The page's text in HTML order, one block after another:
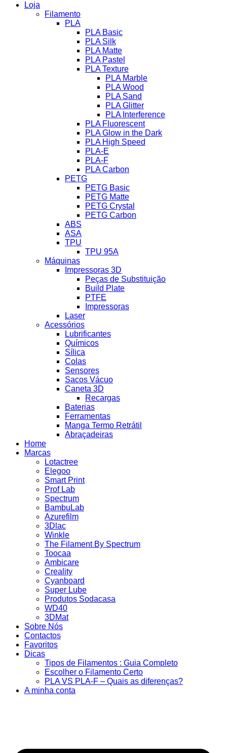
Loja
Filamento
PLA
PLA Basic
PLA Silk
PLA Matte
PLA Pastel
PLA Texture
PLA Marble
PLA Wood
PLA Sand
PLA Glitter
PLA Interference
PLA Fluorescent
PLA Glow in the Dark
PLA High Speed
PLA-E
PLA-F
PLA Carbon
PETG
PETG Basic
PETG Matte
PETG Crystal
PETG Carbon
ABS
ASA
TPU
TPU 95A
Máquinas
Impressoras 3D
Peças de Substituição
Build Plate
PTFE
Impressoras
Laser
Acessórios
Lubrificantes
Químicos
Sílica
Colas
Sensores
Sacos Vácuo
Caneta 3D
Recargas
Baterias
Ferramentas
Manga Termo Retrátil
Abraçadeiras
Home
Marcas
Lotactree
Elegoo
Smart Print
Prof Lab
Spectrum
BambuLab
Azurefilm
3Dlac
Winkle
The Filament By Spectrum
Toocaa
Ambicare
Creality
Cyanboard
Super Lube
Produtos Sodacasa
WD40
3DMat
Sobre Nós
Contactos
Favoritos
Dicas
Tipos de Filamentos : Guia Completo
Escolher o Filamento Certo
PLA VS PLA-F – Quais as diferenças?
A minha conta